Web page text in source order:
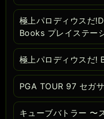
極上パロディウスだ
Books プレイステー
極上パロディウスだ!
PGA TOUR 97 セガ
キューブバトラー 〜